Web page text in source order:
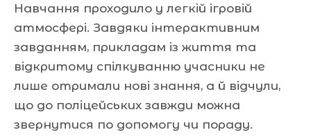
Навчання проходило у легкій ігровій
атмосфері. Завдяки інтерактивним
завданням, прикладам із життя та
відкритому спілкуванню учасники не
лише отримали нові знання, а й відчули,
що до поліцейських завжди можна
звернутися по допомогу чи пораду.